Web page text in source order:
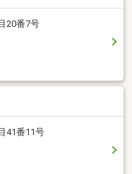
20番7号
41番11号